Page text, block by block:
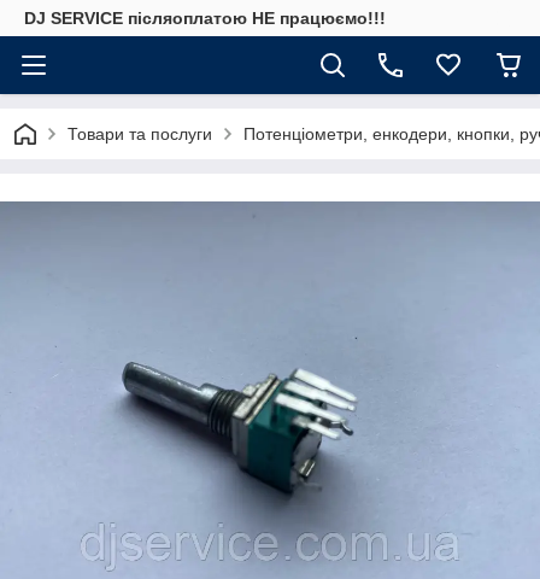
DJ SERVICE пiсляоплатою НЕ працюємо!!!
Товари та послуги Потенціометри, енкодери, кнопки,